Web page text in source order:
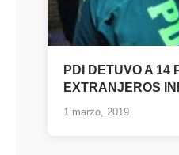
PDI DETUVO A 14
EXTRANJEROS
1 marzo, 2019